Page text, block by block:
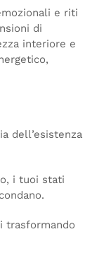
e riti
di
interiore e
dell’esistenza
i tuoi stati
trasformando